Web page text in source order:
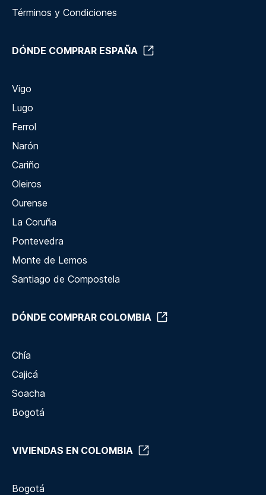
Términos y Condiciones
DÓNDE COMPRAR ESPAÑA
Vigo
Lugo
Ferrol
Narón
Cariño
Oleiros
Ourense
La Coruña
Pontevedra
Monte de Lemos
Santiago de Compostela
DÓNDE COMPRAR COLOMBIA
Chía
Cajicá
Soacha
Bogotá
VIVIENDAS EN COLOMBIA
Bogotá